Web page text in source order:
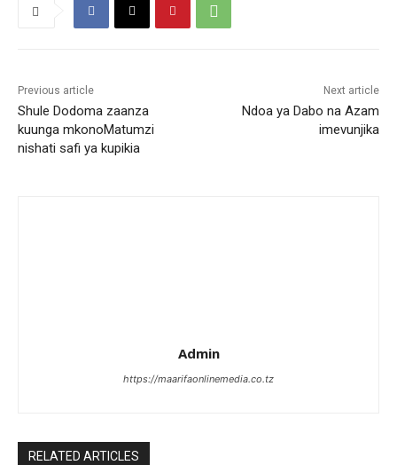
Previous article
Shule Dodoma zaanza
kuunga mkonoMatumzi
nishati safi ya kupikia
Next article
Ndoa ya Dabo na Azam
imevunjika
Admin
https://maarifaonlinemedia.co.tz
RELATED ARTICLES